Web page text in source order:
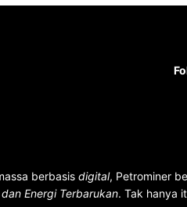
berbasis digital, Petrominer
Energi Terbarukan. Tak hanya